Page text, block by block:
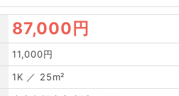
87,000円
11,000円
1K ／ 25m²